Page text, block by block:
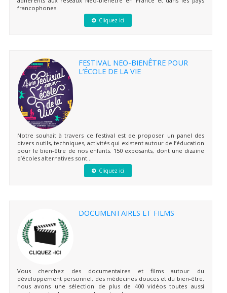
francophones.
Cliquez ici
FESTIVAL NEO-BIENÊTRE POUR
L’ÉCOLE DE LA VIE
Notre souhait à travers ce festival est de proposer un panel des
divers outils, techniques, activités qui existent autour de l’éducation
pour le bien-être de nos enfants. 150 exposants, dont une dizaine
d’écoles alternatives sont...
Cliquez ici
DOCUMENTAIRES ET FILMS
Vous cherchez des documentaires et films autour du
développement personnel, des médecines douces et du bien-être,
nous avons une sélection de plus de 400 vidéos toutes aussi